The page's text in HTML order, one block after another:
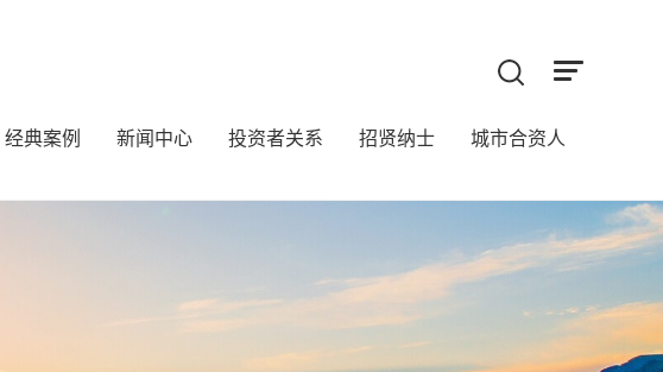
经典案例 新闻中心 投资者关系 招贤纳士 城市合资人